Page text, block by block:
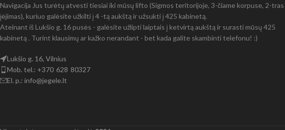
Navigacija Jus turėtų atvesti tiesiai iki mūsų lifto (Sigmos teritorijoje, 3-čiame korpuse, 2-tras
įėjimas), kuriuo galėsite užkilti į 4 -tą aukštą ir užsukti į 425 kabinetą.
Ateinant iš Lukšio g. 16 pusės - galėsite užlipti laiptais į ketvirtą aukštą ir surasti mūsų 425
kabinetą . Turint klausimų ar kažko nerandant - bet kada galite skambinti telefonu! :)
Lukšio g. 16, Vilnius
Mob. tel.: +370 628 80327
El. p.: info@jegele.lt